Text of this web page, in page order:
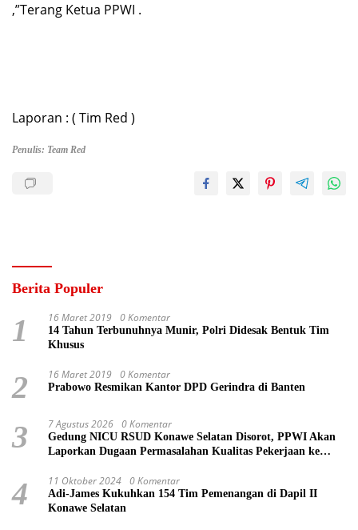
,”Terang Ketua PPWI .
Laporan : ( Tim Red )
Penulis: Team Red
Berita Populer
1 16 Maret 2019 0 Komentar
14 Tahun Terbunuhnya Munir, Polri Didesak Bentuk Tim
Khusus
2 16 Maret 2019 0 Komentar
Prabowo Resmikan Kantor DPD Gerindra di Banten
3 7 Agustus 2026 0 Komentar
Gedung NICU RSUD Konawe Selatan Disorot, PPWI Akan
Laporkan Dugaan Permasalahan Kualitas Pekerjaan ke
4 11 Oktober 2024 0 Komentar
Adi-James Kukuhkan 154 Tim Pemenangan di Dapil II
Konawe Selatan